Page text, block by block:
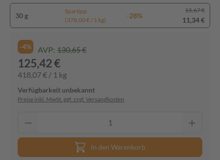
30 g
Spartipp
(378,00 € / 1 kg)
-28%
15,67 €
11,34 €
-4% AVP: 130,65 €
125,42 €
418,07 € / 1 kg
Verfügbarkeit unbekannt
Preise inkl. MwSt. ggf. zzgl. Versandkosten
In den Warenkorb